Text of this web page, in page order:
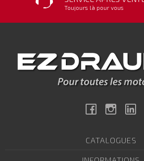
Toujours là pour vous
Facebook
CATALOGUES